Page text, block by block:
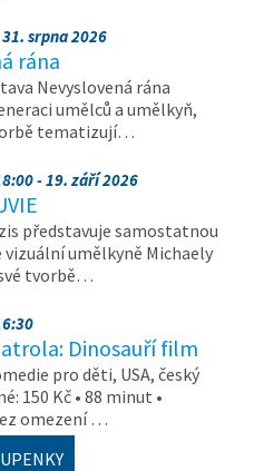
srpna 2026
rána
Nevyslovená rána
umělců a umělkyň,
tematizují…
- 19. září 2026
představuje samostatnou
vizuální umělkyně Michaely
tvorbě…
Dinosauří film
pro děti, USA, český
150 Kč • 88 minut •
omezení …